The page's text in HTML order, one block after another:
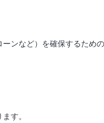
ンなど）を確保するため
す。